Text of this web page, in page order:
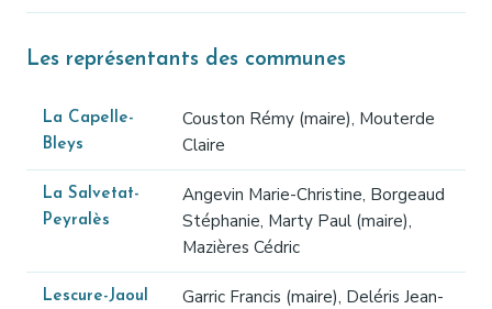
Les représentants des communes
La Capelle-
Bleys
Couston Rémy (maire), Mouterde
Claire
La Salvetat-
Peyralès
Angevin Marie-Christine, Borgeaud
Stéphanie, Marty Paul (maire),
Mazières Cédric
Lescure-Jaoul
Garric Francis (maire), Deléris Jean-